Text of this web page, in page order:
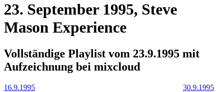
23. September 1995, Steve
Mason Experience
Vollständige Playlist vom 23.9.1995 mit
Aufzeichnung bei mixcloud
16.9.1995 30.9.1995